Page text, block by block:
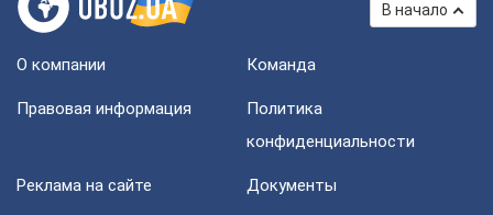
В начало
О компании Команда
Правовая информация
Политика
конфиденциальности
Реклама на сайте Документы